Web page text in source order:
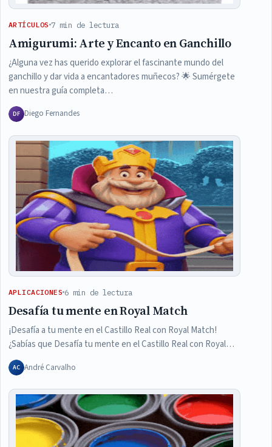
ARTÍCULOS 7 min de lectura
Amigurumi: Arte y Encanto en Ganchillo
¿Alguna vez has querido explorar el fascinante mundo del
ganchillo y dar vida a encantadores muñecos? 🌟 Sumérgete
en nuestra guía completa…
DF Diego Fernandes
APLICACIONES 6 min de lectura
Desafía tu mente en Royal Match
¡Desafía a tu mente en el Castillo Real con Royal Match!
¿Sabías que Desafía tu mente en el Castillo Real con Royal…
AC André Carvalho